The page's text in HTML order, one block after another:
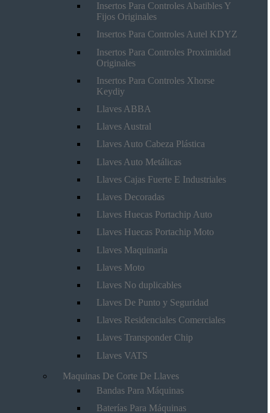
Insertos Para Controles Abatibles Y
Fijos Originales
Insertos Para Controles Autel KDYZ
Insertos Para Controles Proximidad
Originales
Insertos Para Controles Xhorse
Keydiy
Llaves ABBA
Llaves Austral
Llaves Auto Cabeza Plástica
Llaves Auto Metálicas
Llaves Cajas Fuerte E Industriales
Llaves Decoradas
Llaves Huecas Portachip Auto
Llaves Huecas Portachip Moto
Llaves Maquinaria
Llaves Moto
Llaves No duplicables
Llaves De Punto y Seguridad
Llaves Residenciales Comerciales
Llaves Transponder Chip
Llaves VATS
Maquinas De Corte De Llaves
Bandas Para Máquinas
Baterías Para Máquinas